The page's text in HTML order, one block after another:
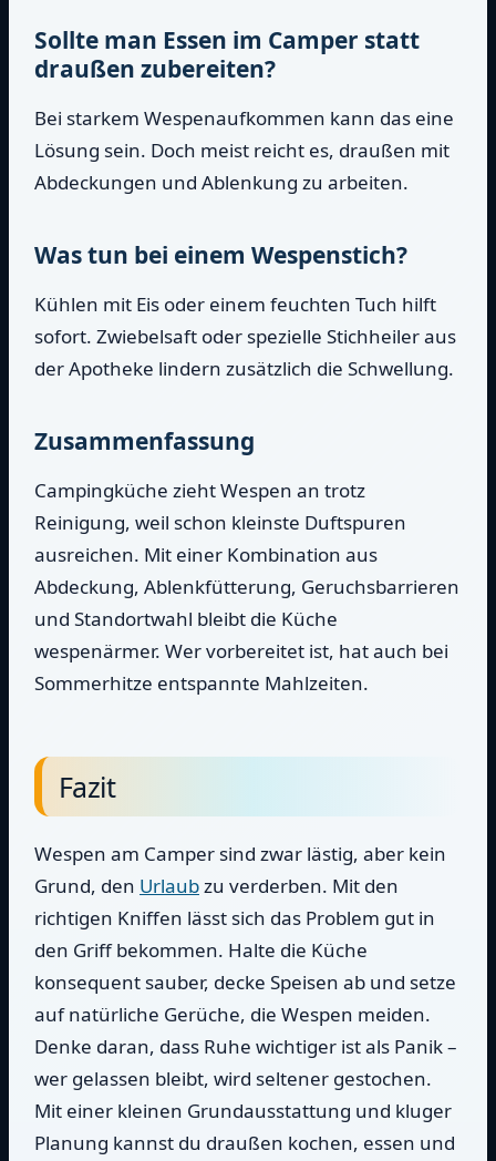
Sollte man Essen im Camper statt
draußen zubereiten?
Bei starkem Wespenaufkommen kann das eine
Lösung sein. Doch meist reicht es, draußen mit
Abdeckungen und Ablenkung zu arbeiten.
Was tun bei einem Wespenstich?
Kühlen mit Eis oder einem feuchten Tuch hilft
sofort. Zwiebelsaft oder spezielle Stichheiler aus
der Apotheke lindern zusätzlich die Schwellung.
Zusammenfassung
Campingküche zieht Wespen an trotz
Reinigung, weil schon kleinste Duftspuren
ausreichen. Mit einer Kombination aus
Abdeckung, Ablenkfütterung, Geruchsbarrieren
und Standortwahl bleibt die Küche
wespenärmer. Wer vorbereitet ist, hat auch bei
Sommerhitze entspannte Mahlzeiten.
Fazit
Wespen am Camper sind zwar lästig, aber kein
Grund, den Urlaubzu verderben. Mit den
richtigen Kniffen lässt sich das Problem gut in
den Griff bekommen. Halte die Küche
konsequent sauber, decke Speisen ab und setze
auf natürliche Gerüche, die Wespen meiden.
Denke daran, dass Ruhe wichtiger ist als Panik –
wer gelassen bleibt, wird seltener gestochen.
Mit einer kleinen Grundausstattung und kluger
Planung kannst du draußen kochen, essen und